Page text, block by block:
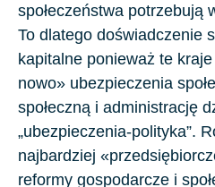
społeczeństwa potrzebują
To dlatego doświadczenie
kapitalne ponieważ te
nowo» ubezpieczenia
społeczną i administrację
„ubezpieczenia-polityka”.
najbardziej
reformy gospodarcze i